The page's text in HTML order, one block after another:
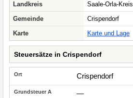
Landkreis
Saale-Orla-Kreis
Gemeinde
Crispendorf
Karte
Karte und Lage
Steuersätze in Crispendorf
Crispendorf
—